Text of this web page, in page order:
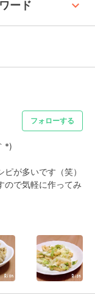
ード keyboard_arrow_up
フォローする
*)
が多いです（笑）
ので気軽に作ってみ